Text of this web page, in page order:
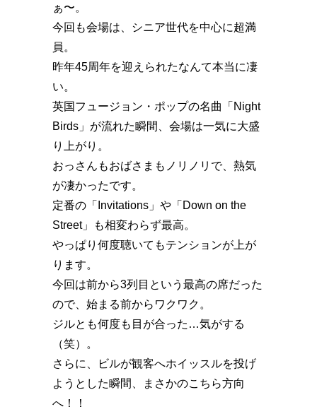
ぁ〜。
今回も会場は、シニア世代を中心に超満
員。
昨年45周年を迎えられたなんて本当に凄
い。
英国フュージョン・ポップの名曲「Night
Birds」が流れた瞬間、会場は一気に大盛
り上がり。
おっさんもおばさまもノリノリで、熱気
が凄かったです。
定番の「Invitations」や「Down on the
Street」も相変わらず最高。
やっぱり何度聴いてもテンションが上が
ります。
今回は前から3列目という最高の席だった
ので、始まる前からワクワク。
ジルとも何度も目が合った…気がする
（笑）。
さらに、ビルが観客へホイッスルを投げ
ようとした瞬間、まさかのこちら方向
へ！！